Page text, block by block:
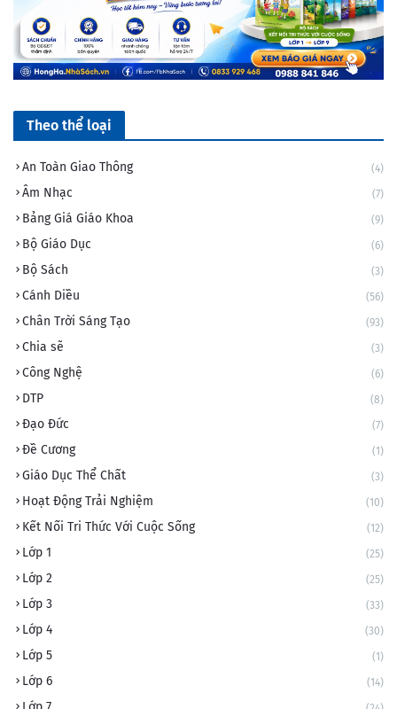
Theo thể loại
An Toàn Giao Thông (4)
Âm Nhạc (7)
Bảng Giá Giáo Khoa (9)
Bộ Giáo Dục (6)
Bộ Sách (3)
Cánh Diều (56)
Chân Trời Sáng Tạo (93)
Chia sẽ (3)
Công Nghệ (6)
DTP (8)
Đạo Đức (7)
Đề Cương (1)
Giáo Dục Thể Chất (3)
Hoạt Động Trải Nghiệm (10)
Kết Nối Tri Thức Với Cuộc Sống (12)
Lớp 1 (25)
Lớp 2 (25)
Lớp 3 (33)
Lớp 4 (30)
Lớp 5 (1)
Lớp 6 (14)